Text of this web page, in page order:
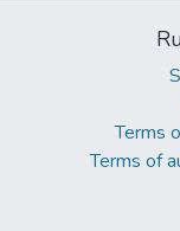
Terms
Terms of